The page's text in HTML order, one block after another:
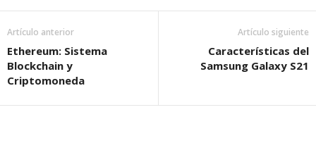
Artículo anterior
Ethereum: Sistema
Blockchain y
Criptomoneda
Artículo siguiente
Características del
Samsung Galaxy S21